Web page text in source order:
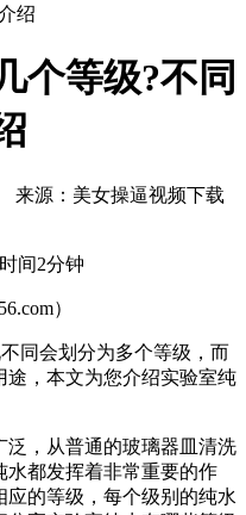
绍
个等级?不同
来源：美女操逼视频下载
间2分钟
）
同会划分为多个等级，而
，本文为您介绍实验室纯
，从普通的玻璃器皿清洗
水都发挥着非常重要的作
应的等级，每个级别的纯水